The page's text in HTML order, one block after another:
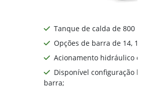
Tanque de calda de 800 L;
Opções de barra de 14,
Acionamento hidráulico
Disponível configuração
barra;